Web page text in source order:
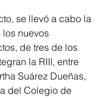
se llevó a cabo la
nuevos
de tres de los
la RIII, entre
Suárez Dueñas,
del Colegio de